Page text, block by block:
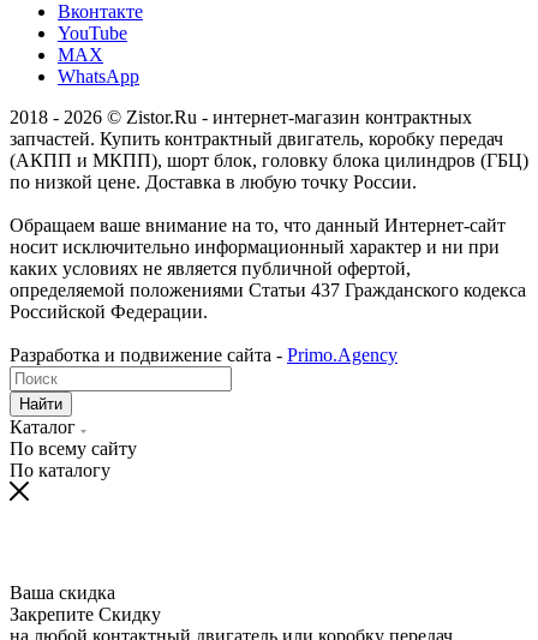
Вконтакте
YouTube
MAX
WhatsApp
2018 - 2026 © Zistor.Ru - интернет-магазин контрактных
запчастей. Купить контрактный двигатель, коробку передач
(АКПП и МКПП), шорт блок, головку блока цилиндров (ГБЦ)
по низкой цене. Доставка в любую точку России.
Обращаем ваше внимание на то, что данный Интернет-сайт
носит исключительно информационный характер и ни при
каких условиях не является публичной офертой,
определяемой положениями Статьи 437 Гражданского кодекса
Российской Федерации.
Разработка и подвижение сайта - Primo.Agency
Найти
Каталог
По всему сайту
По каталогу
Ваша скидка
Закрепите Скидку